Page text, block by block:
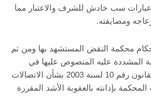
سب خادش للشرف والاعتبار مما
ومضايقته.
محكمة النقض المستشهد بها ومن ثم
المشددة عليه المنصوص عليها في
المادة 76/2 من القانون رقم 10 لسنة 2003 بشأن الاتصالات
بإدانته بالعقوبة الأشد المقررة